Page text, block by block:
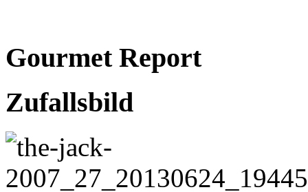
Gourmet Report
Zufallsbild